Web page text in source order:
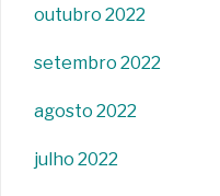
outubro 2022
setembro 2022
agosto 2022
julho 2022